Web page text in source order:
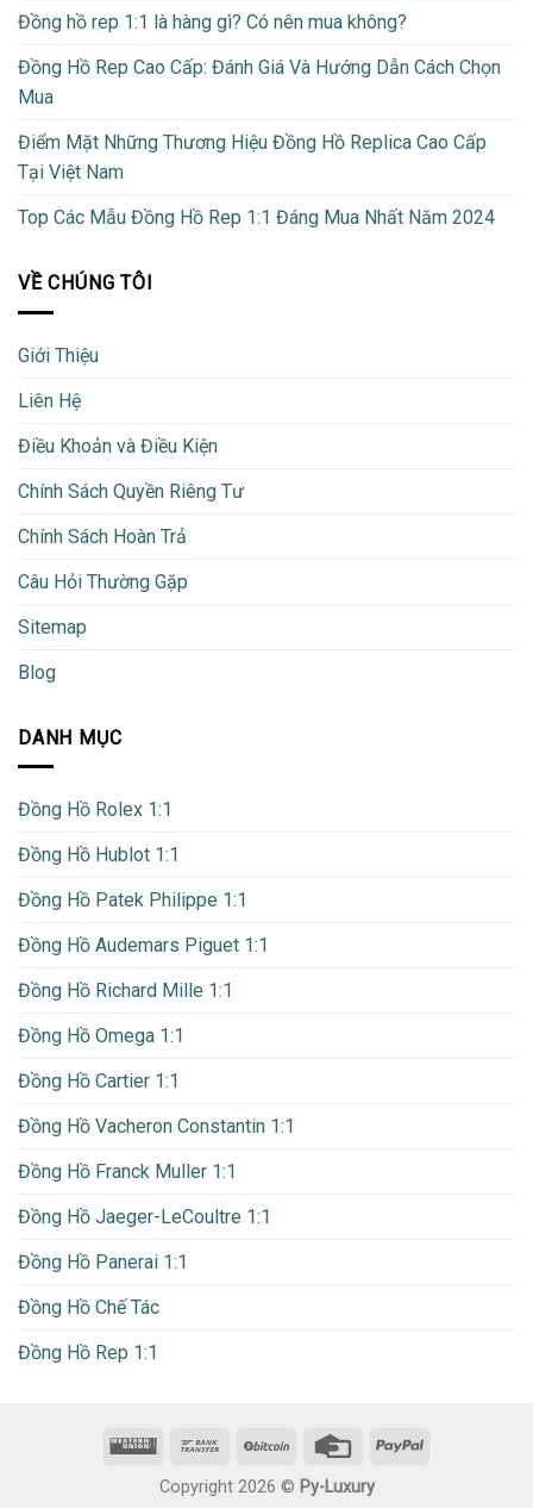
Đồng hồ rep 1:1 là hàng gì? Có nên mua không?
Đồng Hồ Rep Cao Cấp: Đánh Giá Và Hướng Dẫn Cách Chọn
Mua
Điểm Mặt Những Thương Hiệu Đồng Hồ Replica Cao Cấp
Tại Việt Nam
Top Các Mẫu Đồng Hồ Rep 1:1 Đáng Mua Nhất Năm 2024
VỀ CHÚNG TÔI
Giới Thiệu
Liên Hệ
Điều Khoản và Điều Kiện
Chính Sách Quyền Riêng Tư
Chính Sách Hoàn Trả
Câu Hỏi Thường Gặp
Sitemap
Blog
DANH MỤC
Đồng Hồ Rolex 1:1
Đồng Hồ Hublot 1:1
Đồng Hồ Patek Philippe 1:1
Đồng Hồ Audemars Piguet 1:1
Đồng Hồ Richard Mille 1:1
Đồng Hồ Omega 1:1
Đồng Hồ Cartier 1:1
Đồng Hồ Vacheron Constantin 1:1
Đồng Hồ Franck Muller 1:1
Đồng Hồ Jaeger-LeCoultre 1:1
Đồng Hồ Panerai 1:1
Đồng Hồ Chế Tác
Đồng Hồ Rep 1:1
Copyright 2026 © Py-Luxury